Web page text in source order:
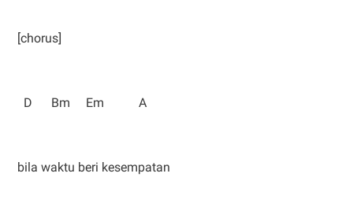
[chorus]
D Bm Em A
bila waktu beri kesempatan